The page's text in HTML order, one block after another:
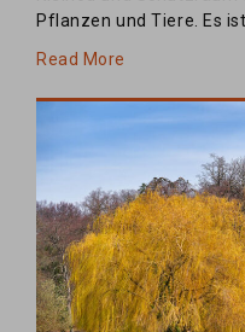
Pflanzen und Tiere. Es ist
Read More